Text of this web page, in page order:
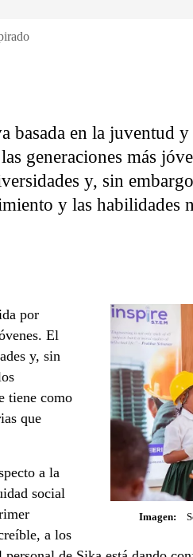
basada en la juventud
generaciones más
y, sin
y las habilidades
Imagen:
por
El
y, sin
tiene como
que
a la
social
a los